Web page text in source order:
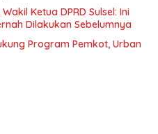
Ketua DPRD Sulsel: Ini
Dilakukan Sebelumnya
Program Pemkot, Urban